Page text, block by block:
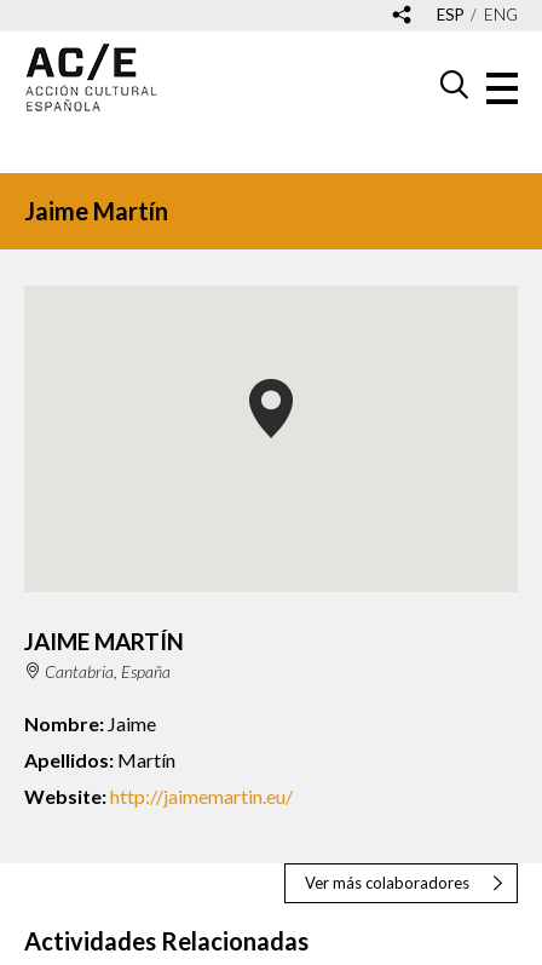
ESP ENG
Jaime Martín
JAIME MARTÍN
Cantabria, España
Nombre: Jaime
Apellidos: Martín
Website:http://jaimemartin.eu/
Ver más colaboradores
Actividades Relacionadas